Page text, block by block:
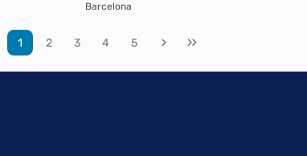
Barcelona
1 2 3 4 5